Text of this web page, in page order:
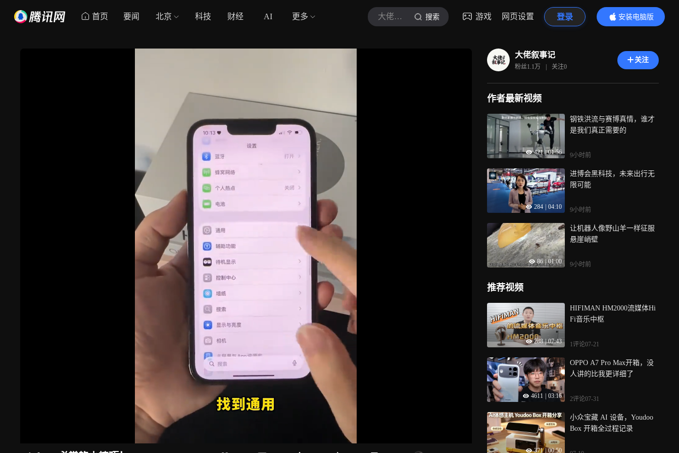
首页 要闻 北京 科技 财经 AI 更多 大佬叙事记 搜索 游戏 网页设置 登录
安装电脑版
内容更精彩
大佬叙事记
粉丝1.1万 | 关注0
关注
作者最新视频
421 | 01:56
钢铁洪流与赛博真情，谁才
是我们真正需要的
9小时前
284 04:10
进博会黑科技，未来出行无
限可能
9小时前
86 | 01:00
让机器人像野山羊一样征服
悬崖峭壁
9小时前
推荐视频
288 | 07:43
HIFIMAN HM2000流媒体Hi
Fi音乐中枢
1评论07-21
4611 03:16
OPPO A7 Pro Max开箱，没
人讲的比我更详细了
2评论07-31
371 | 00:50
小众宝藏 AI 设备，Youdoo
Box 开箱全过程记录